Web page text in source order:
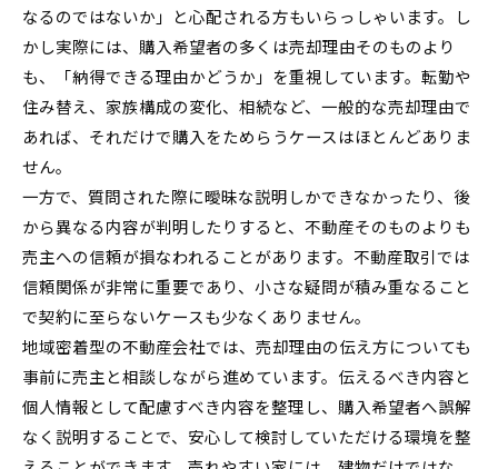
なるのではないか」と心配される方もいらっしゃいます。し
かし実際には、購入希望者の多くは売却理由そのものより
も、「納得できる理由かどうか」を重視しています。転勤や
住み替え、家族構成の変化、相続など、一般的な売却理由で
あれば、それだけで購入をためらうケースはほとんどありま
せん。
一方で、質問された際に曖昧な説明しかできなかったり、後
から異なる内容が判明したりすると、不動産そのものよりも
売主への信頼が損なわれることがあります。不動産取引では
信頼関係が非常に重要であり、小さな疑問が積み重なること
で契約に至らないケースも少なくありません。
地域密着型の不動産会社では、売却理由の伝え方についても
事前に売主と相談しながら進めています。伝えるべき内容と
個人情報として配慮すべき内容を整理し、購入希望者へ誤解
なく説明することで、安心して検討していただける環境を整